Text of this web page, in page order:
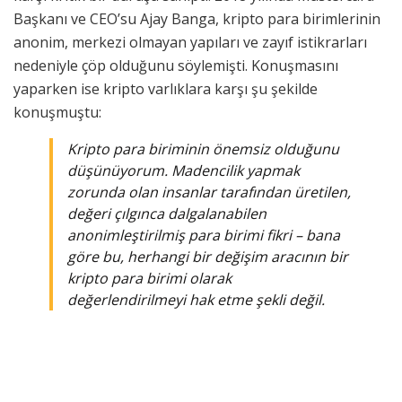
Başkanı ve CEO’su Ajay Banga, kripto para birimlerinin
anonim, merkezi olmayan yapıları ve zayıf istikrarları
nedeniyle çöp olduğunu söylemişti. Konuşmasını
yaparken ise kripto varlıklara karşı şu şekilde
konuşmuştu:
Kripto para biriminin önemsiz olduğunu
düşünüyorum. Madencilik yapmak
zorunda olan insanlar tarafından üretilen,
değeri çılgınca dalgalanabilen
anonimleştirilmiş para birimi fikri – bana
göre bu, herhangi bir değişim aracının bir
kripto para birimi olarak
değerlendirilmeyi hak etme şekli değil.